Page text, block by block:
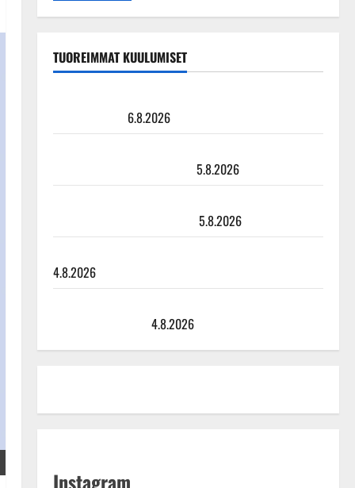
TUOREIMMAT KUULUMISET
6.8.2026
5.8.2026
5.8.2026
4.8.2026
4.8.2026
Instagram